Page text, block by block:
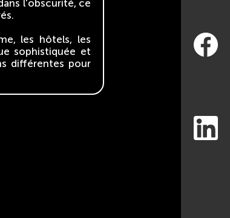
l'obscurité, ce
les hôtels, les
sophistiquée et
différentes pour